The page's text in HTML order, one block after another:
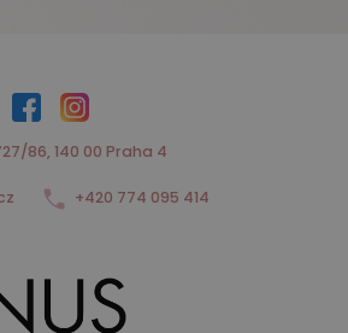
86, 140 00 Praha 4
+420 774 095 414